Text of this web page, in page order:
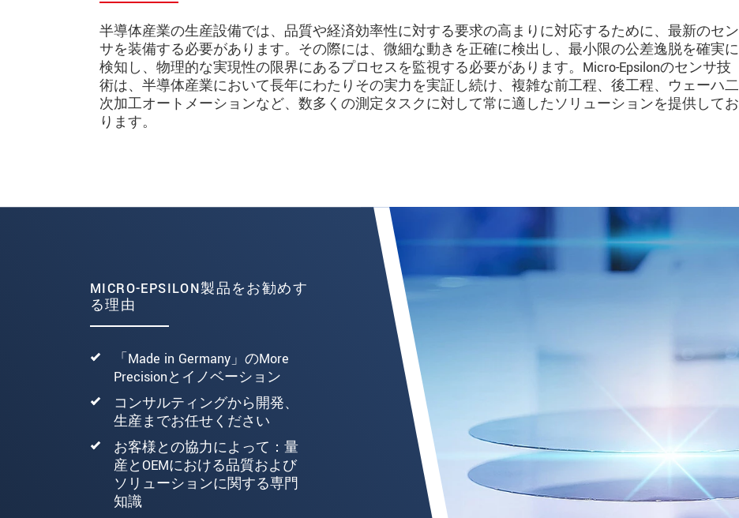
半導体産業の生産設備では、品質や経済効率性に対する要求の高まりに対応するために、最新のセン
サを装備する必要があります。その際には、微細な動きを正確に検出し、最小限の公差逸脱を確実に
検知し、物理的な実現性の限界にあるプロセスを監視する必要があります。Micro-Epsilonのセンサ技
術は、半導体産業において長年にわたりその実力を実証し続け、複雑な前工程、後工程、ウェーハ二
次加工オートメーションなど、数多くの測定タスクに対して常に適したソリューションを提供してお
ります。
MICRO-EPSILON製品をお勧めす
る理由
「Made in Germany」のMore
Precisionとイノベーション
コンサルティングから開発、
生産までお任せください
お客様との協力によって：量
産とOEMにおける品質および
ソリューションに関する専門
知識